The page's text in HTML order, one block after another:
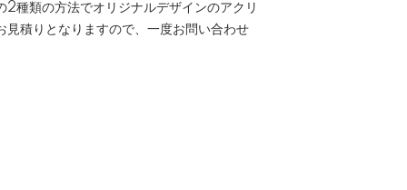
種類の方法でオリジナルデザインのアクリ
積りとなりますので、一度お問い合わせ